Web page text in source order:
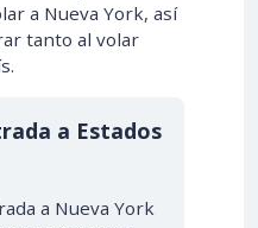
a Nueva York, así
tanto al volar
a Estados
a Nueva York